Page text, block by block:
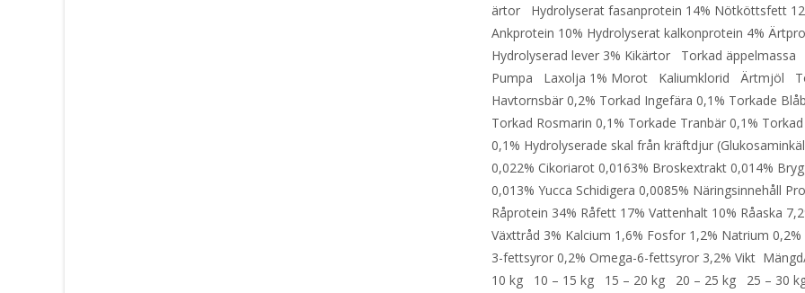
ärtor Hydrolyserat fasanprotein 14% Nötköttsfett
Ankprotein 10% Hydrolyserat kalkonprotein 4%
Hydrolyserad lever 3% Kikärtor Torkad
Pumpa Laxolja 1% Morot Kaliumklorid Ärtmjöl
Havtornsbär 0,2% Torkad Ingefära 0,1% Torkade
Torkad Rosmarin 0,1% Torkade Tranbär 0,1%
0,1% Hydrolyserade skal från kräftdjur
0,022% Cikoriarot 0,0163% Broskextrakt 0,014%
0,013% Yucca Schidigera 0,0085% Näringsinnehåll
Råprotein 34% Råfett 17% Vattenhalt 10% Råaska
Växttråd 3% Kalcium 1,6% Fosfor 1,2% Natrium
3-fettsyror 0,2% Omega-6-fettsyror 3,2% Vikt
10 kg 10 – 15 kg 15 – 20 kg 20 – 25 kg 25 – 30